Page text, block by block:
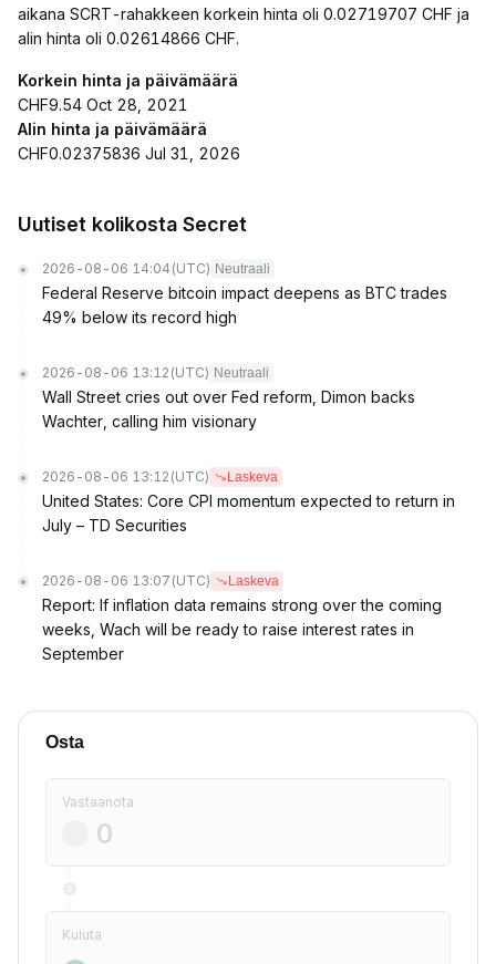
aikana SCRT-rahakkeen korkein hinta oli 0.02719707 CHF ja
alin hinta oli 0.02614866 CHF.
Korkein hinta ja päivämäärä
CHF9.54 Oct 28, 2021
Alin hinta ja päivämäärä
CHF0.02375836 Jul 31, 2026
Uutiset kolikosta Secret
2026-08-06 14:04 (UTC) Neutraali
Federal Reserve bitcoin impact deepens as BTC trades
49% below its record high
2026-08-06 13:12 (UTC) Neutraali
Wall Street cries out over Fed reform, Dimon backs
Wachter, calling him visionary
2026-08-06 13:12 (UTC) Laskeva
United States: Core CPI momentum expected to return in
July – TD Securities
2026-08-06 13:07 (UTC) Laskeva
Report: If inflation data remains strong over the coming
weeks, Wach will be ready to raise interest rates in
September
Osta
Vastaanota
Kuluta